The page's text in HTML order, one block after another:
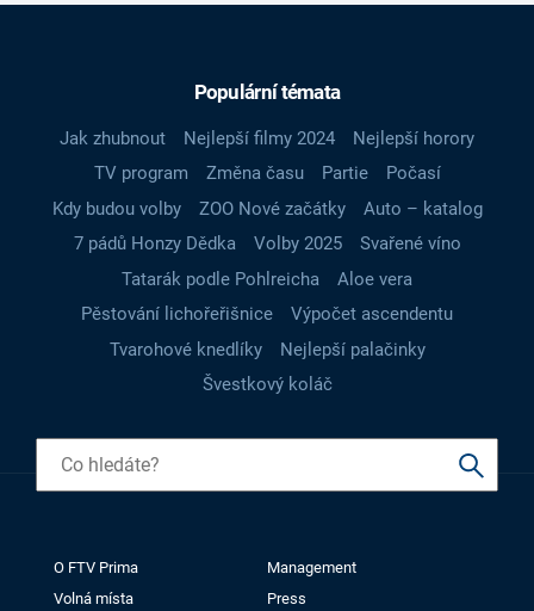
Populární témata
Jak zhubnout Nejlepší filmy 2024
Nejlepší horory
TV program
Změna času Partie
Počasí
Kdy budou volby
ZOO Nové začátky
Auto – katalog
7 pádů Honzy Dědka
Volby 2025
Svařené víno
Tatarák podle Pohlreicha
Aloe vera
Pěstování lichořeřišnice
Výpočet ascendentu
Tvarohové knedlíky
Nejlepší palačinky
Švestkový koláč
O FTV Prima
Management
Volná místa
Press